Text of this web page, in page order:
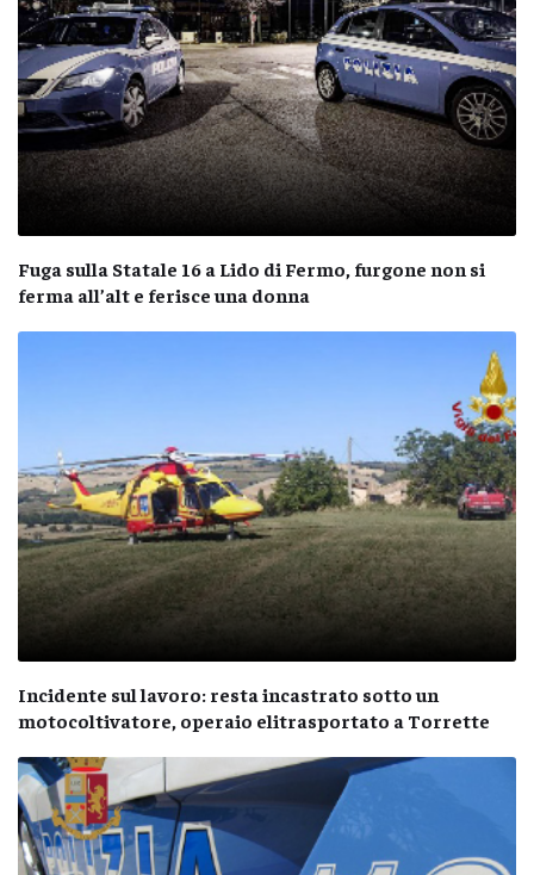
Fuga sulla Statale 16 a Lido di Fermo, furgone non si
ferma all’alt e ferisce una donna
Incidente sul lavoro: resta incastrato sotto un
motocoltivatore, operaio elitrasportato a Torrette